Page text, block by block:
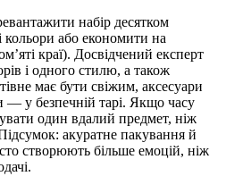
набір десятком
кольори або економити на
краї). Досвідчений експерт
і одного стилю, а також
має бути свіжим, аксесуари
— у безпечній тарі. Якщо часу
один вдалий предмет, ніж
акуратне пакування й
створюють більше емоцій, ніж